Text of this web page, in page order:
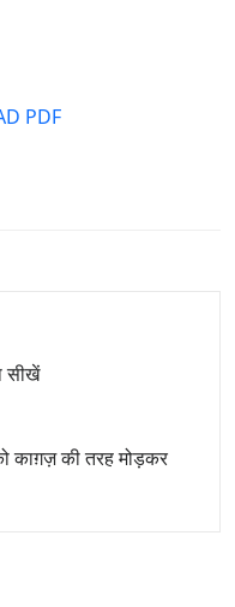
PDF
सीखें
काग़ज़ की तरह मोड़कर